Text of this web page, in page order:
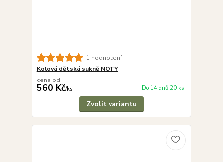
1 hodnocení
Kolová dětská sukně NOTY
cena od
560 Kč/ks Do 14 dnů 20 ks
Zvolit variantu